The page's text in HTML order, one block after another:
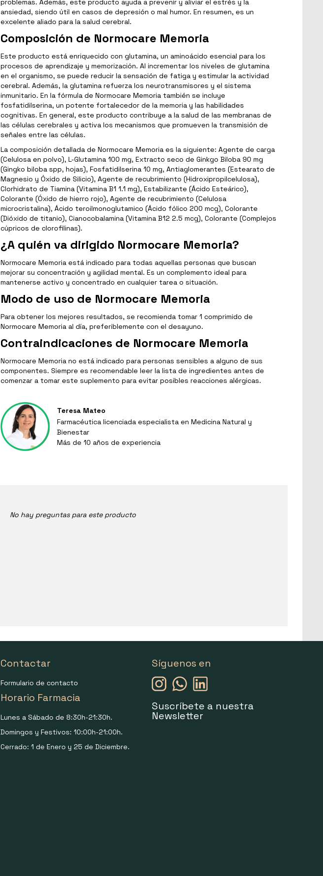
ansiedad, siendo útil en casos de depresión o mal humor. En resumen, es un
excelente aliado para la salud cerebral.
Composición de Normocare Memoria
Este producto está enriquecido con glutamina, un aminoácido esencial para los
procesos de aprendizaje y memorización. Al incrementar los niveles de glutamina
en el organismo, se puede reducir la sensación de fatiga y estimular la actividad
cerebral. Además, la glutamina refuerza los neurotransmisores y el sistema
inmunitario. En la fórmula de Normocare Memoria también se incluye
fosfatidilserina, un potente fortalecedor de la memoria y las habilidades
cognitivas. En general, este producto contribuye a la salud de las membranas de
las células cerebrales y activa los mecanismos que promueven la transmisión de
señales entre las células.
La composición detallada de Normocare Memoria es la siguiente: Agente de carga
(Celulosa en polvo), L-Glutamina 100 mg, Extracto seco de Ginkgo Biloba 90 mg
(Gingko biloba spp, hojas), Fosfatidilserina 10 mg, Antiaglomerantes (Estearato de
Magnesio y Óxido de Silicio), Agente de recubrimiento (Hidroxipropilcelulosa),
Clorhidrato de Tiamina (Vitamina B1 1.1 mg), Estabilizante (Ácido Esteárico),
Colorante (Óxido de hierro rojo), Agente de recubrimiento (Celulosa
microcristalina), Ácido teroilmonoglutamico (Ácido fólico 200 mcg), Colorante
(Dióxido de titanio), Cianocobalamina (Vitamina B12 2.5 mcg), Colorante (Complejos
cúpricos de clorofilinas).
¿A quién va dirigido Normocare Memoria?
Normocare Memoria está indicado para todas aquellas personas que buscan
mejorar su concentración y agilidad mental. Es un complemento ideal para
mantenerse activo y concentrado en cualquier tarea o situación.
Modo de uso de Normocare Memoria
Para obtener los mejores resultados, se recomienda tomar 1 comprimido de
Normocare Memoria al día, preferiblemente con el desayuno.
Contraindicaciones de Normocare Memoria
Normocare Memoria no está indicado para personas sensibles a alguno de sus
componentes. Siempre es recomendable leer la lista de ingredientes antes de
comenzar a tomar este suplemento para evitar posibles reacciones alérgicas.
Teresa Mateo
Farmacéutica licenciada especialista en Medicina Natural y
Bienestar
Más de 10 años de experiencia
No hay preguntas para este producto
Contactar
Formulario de contacto
Horario Farmacia
Lunes a Sábado de 8:30h-21:30h.
Domingos y Festivos: 10:00h-21:00h.
Cerrado: 1 de Enero y 25 de Diciembre.
Síguenos en
Suscríbete a nuestra
Newsletter